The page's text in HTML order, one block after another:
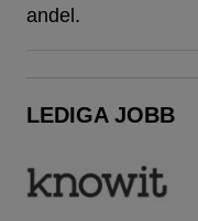
andel.
LEDIGA JOBB